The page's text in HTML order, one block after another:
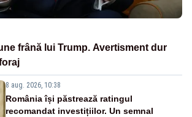
frână lui Trump. Avertisment dur
8 aug. 2026, 10:38
România își păstrează ratingul
recomandat investițiilor. Un semnal